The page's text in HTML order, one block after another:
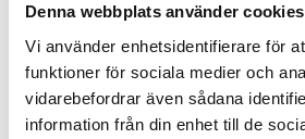
Denna webbplats använder cookies
Vi använder enhetsidentifierare för
funktioner för sociala medier och
vidarebefordrar även sådana
information från din enhet till de
Yamada (Maria Strömme)
Besök projektets